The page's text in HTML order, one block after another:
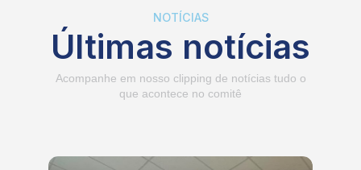
NOTÍCIAS
Últimas notícias
Acompanhe em nosso clipping de notícias tudo o
que acontece no comitê